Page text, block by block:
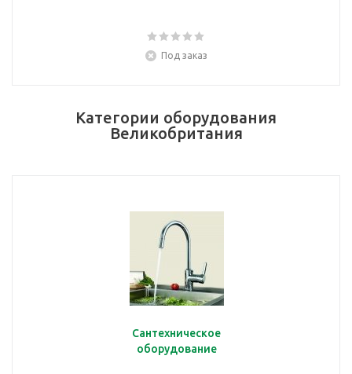
Под заказ
Категории оборудования
Великобритания
Сантехническое
оборудование